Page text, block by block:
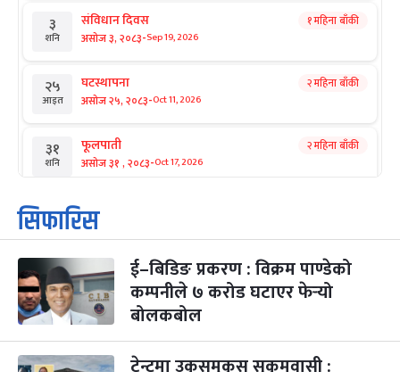
३
शनि
संविधान दिवस
असोज ३, २०८३-Sep 19, 2026
१ महिना बाँकी
२५
आइत
घटस्थापना
असोज २५, २०८३-Oct 11, 2026
२ महिना बाँकी
३१
शनि
फूलपाती
असोज ३१ , २०८३-Oct 17, 2026
२ महिना बाँकी
१
आइत
कार्तिक सङ्क्रान्ति
कार्तिक १, २०८३
३
मंगल
महानवमी
कार्तिक ३, २०८३-Oct 20, 2026
२ महिना बाँकी
४
सिफारिस
ई–बिडिङ प्रकरण : विक्रम पाण्डेको
कम्पनीले ७ करोड घटाएर फेर्‍यो
बोलकबोल